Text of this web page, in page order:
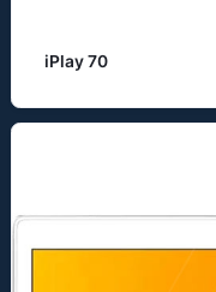
iPlay 70